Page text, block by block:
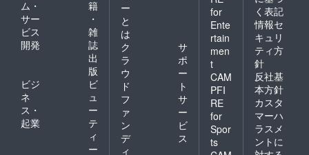
ム・
サー
ビス
開発
籍
・
雑
誌
出
版
ビジ
ネ
ス・
起業
ビ
ュ
ー
テ
ィ
ー
ー
と
は
ク
ラ
ウ
ド
フ
ァ
ン
デ
ィ
サ
ポ
ー
ト
サ
ー
ビ
ス
for
Ente
rtain
men
t
CAM
PFI
RE
for
Spor
ts
く表記
情報セ
キュリ
ティ方
針
反社基
本方針
カスタ
マーハ
ラスメ
ントに